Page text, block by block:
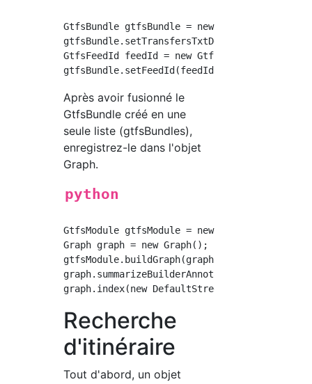
GtfsBundle gtfsBundle = new
GtfsFeedId feedId = new
Après avoir fusionné le
GtfsBundle créé en une
seule liste (gtfsBundles),
enregistrez-le dans l'objet
Graph.
python
GtfsModule gtfsModule = new
Graph graph = new Graph();
gtfsModule.buildGraph(graph, null);
graph.summarizeBuilderAnnotations();
Recherche
d'itinéraire
Tout d'abord, un objet